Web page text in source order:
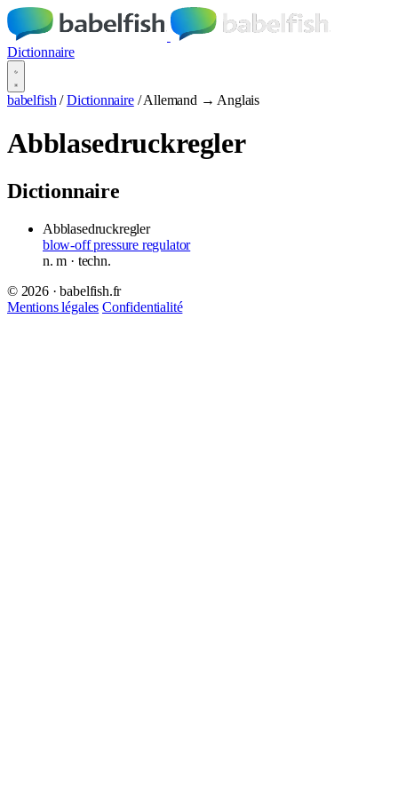
Dictionnaire
babelfish / Dictionnaire / Allemand → Anglais
Abblasedruckregler
Dictionnaire
Abblasedruckregler
blow-off pressure regulator
n.m · techn.
© 2026 · babelfish.fr
Mentions légales Confidentialité